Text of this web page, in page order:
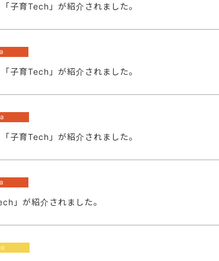
子育Tech」が紹介されました。
子育Tech」が紹介されました。
子育Tech」が紹介されました。
」が紹介されました。